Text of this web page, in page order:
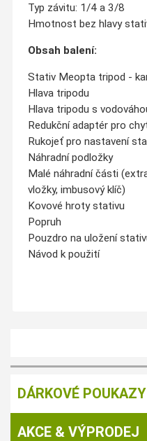
Typ závitu: 1/4 a 3/8
Hmotnost bez hlavy
Obsah balení:
Stativ Meopta tripod -
Hlava tripodu
Hlava tripodu s
Redukční adaptér pro
Rukojeť pro nastavení
Náhradní podložky
Malé náhradní části
vložky, imbusový klíč)
Kovové hroty stativu
Popruh
Pouzdro na uložení
Návod k použití
DÁRKOVÉ POUKAZY
AKCE & VÝPRODEJ